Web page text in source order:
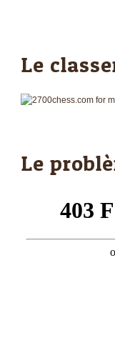
Le
Le